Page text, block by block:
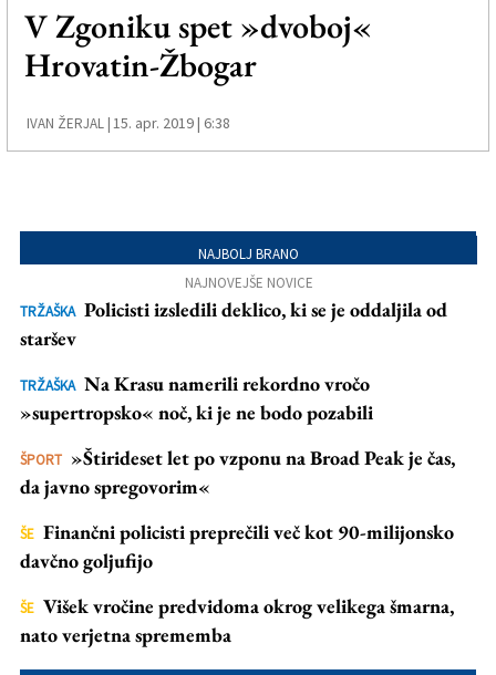
V Zgoniku spet »dvoboj«
Hrovatin-Žbogar
IVAN ŽERJAL |15. apr. 2019 | 6:38
NAJBOLJ BRANO
NAJNOVEJŠE NOVICE
TRŽAŠKA Policisti izsledili deklico, ki se je oddaljila od
staršev
TRŽAŠKA Na Krasu namerili rekordno vročo
»supertropsko« noč, ki je ne bodo pozabili
ŠPORT »Štirideset let po vzponu na Broad Peak je čas,
da javno spregovorim«
ŠE Finančni policisti preprečili več kot 90-milijonsko
davčno goljufijo
ŠE Višek vročine predvidoma okrog velikega šmarna,
nato verjetna sprememba